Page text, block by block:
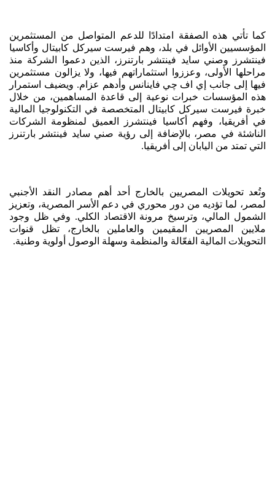
كما تأتي هذه الصفقة امتدادًا للدعم المتواصل من المستثمرين
المؤسسيين الأوائل في بلد، وهم فيرست سيركل كابيتال وأكاسيا
فينتشرز وصني سايد فينتشر بارتنرز، الذين دعموا الشركة منذ
مراحلها الأولى، وعززوا استثماراتهم فيها، ولا يزالون مستثمرين
فيها إلى جانب إي اف چي فاينانس وأدهم عزام. ويضيف استمرار
هذه المؤسسات خبرات نوعية إلى قاعدة المساهمين، من خلال
خبرة فيرست سيركل كابيتال المتخصصة في التكنولوجيا المالية
في أفريقيا، وفهم أكاسيا فينتشرز العميق لمنظومة الشركات
الناشئة في مصر، بالإضافة إلى رؤية صني سايد فينتشر بارتنرز
التي تمتد من اليابان إلى أفريقيا.
وتُعد تحويلات المصريين بالخارج أحد أهم مصادر النقد الأجنبي
لمصر، لما تؤديه من دور محوري في دعم الأسر المصرية، وتعزيز
الشمول المالي، وترسيخ مرونة الاقتصاد الكلي. وفي ظل وجود
ملايين المصريين المقيمين والعاملين بالخارج، تظل قنوات
التحويلات المالية الفعّالة والمنظمة وسهلة الوصول أولوية وطنية.